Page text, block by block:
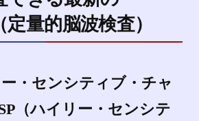
量的脳波検査）
・センシティブ・チャ
（ハイリー・センシテ